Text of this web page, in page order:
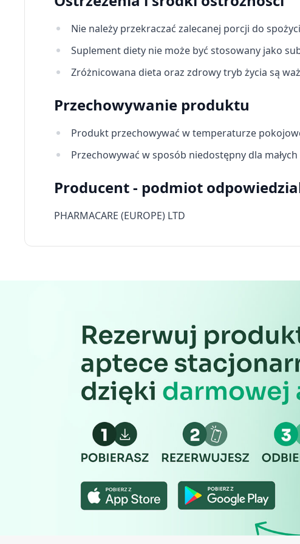
Nie należy przekraczać zalecanej porcji do
Suplement diety nie może być stosowany jako
Zróżnicowana dieta oraz zdrowy tryb życia są
Przechowywanie produktu
Produkt przechowywać w temperaturze
Przechowywać w sposób niedostępny dla małych
Producent - podmiot
PHARMACARE (EUROPE) LTD